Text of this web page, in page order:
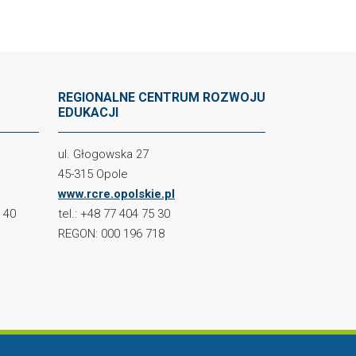
40
REGIONALNE CENTRUM ROZWOJU
EDUKACJI
ul. Głogowska 27
45-315 Opole
www.rcre.opolskie.pl
tel.: +48 77 404 75 30
REGON: 000 196 718